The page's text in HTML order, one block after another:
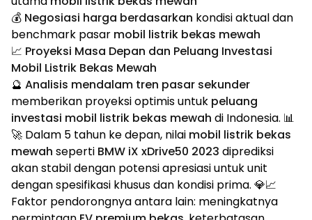
💰 Negosiasi harga berdasarkan kondisi aktual dan
benchmark pasar mobil listrik bekas mewah
📈 Proyeksi Masa Depan dan Peluang Investasi
Mobil Listrik Bekas Mewah
🔮 Analisis mendalam tren pasar sekunder
memberikan proyeksi optimis untuk peluang
investasi mobil listrik bekas mewah di Indonesia. 📊
🚀 Dalam 5 tahun ke depan, nilai mobil listrik bekas
mewah seperti BMW iX xDrive50 2023 diprediksi
akan stabil dengan potensi apresiasi untuk unit
dengan spesifikasi khusus dan kondisi prima. 💎📈
Faktor pendorongnya antara lain: meningkatnya